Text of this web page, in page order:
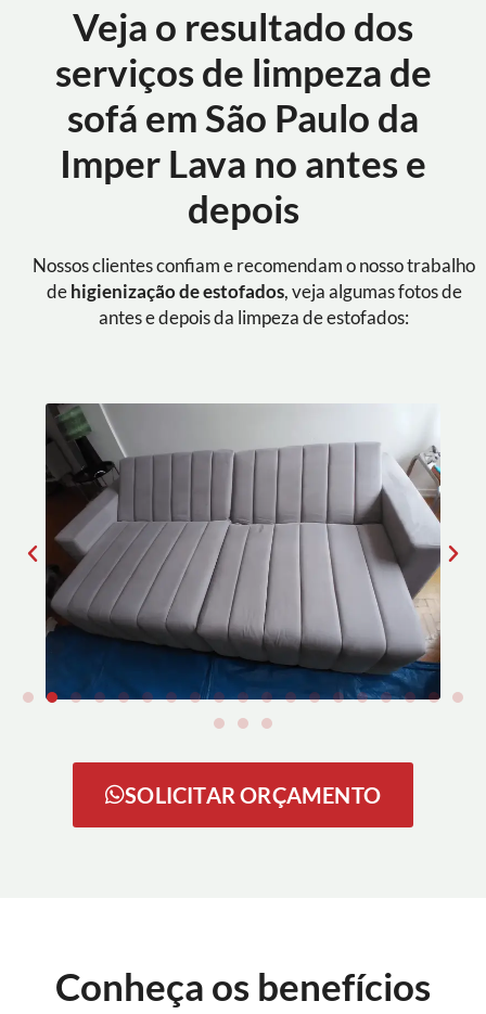
Veja o resultado dos
serviços de limpeza de
sofá em São Paulo da
Imper Lava no antes e
depois
Nossos clientes confiam e recomendam o nosso trabalho
de higienização de estofados, veja algumas fotos de
antes e depois da limpeza de estofados:
SOLICITAR ORÇAMENTO
Conheça os benefícios